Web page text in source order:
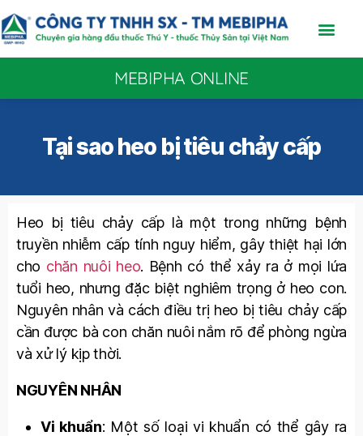
MEBIPHA ONLINE
Tại sao heo bị tiêu chảy cấp
Heo bị tiêu chảy cấp là một trong những bệnh
truyền nhiễm cấp tính nguy hiểm, gây thiệt hại lớn
cho chăn nuôi heo. Bệnh có thể xảy ra ở mọi lứa
tuổi heo, nhưng đặc biệt nghiêm trọng ở heo con.
Nguyên nhân và cách điều trị heo bị tiêu chảy cấp
cần được bà con chăn nuôi nắm rõ để phòng ngừa
và xử lý kịp thời.
NGUYÊN NHÂN
Vi khuẩn: Một số loại vi khuẩn có thể gây ra